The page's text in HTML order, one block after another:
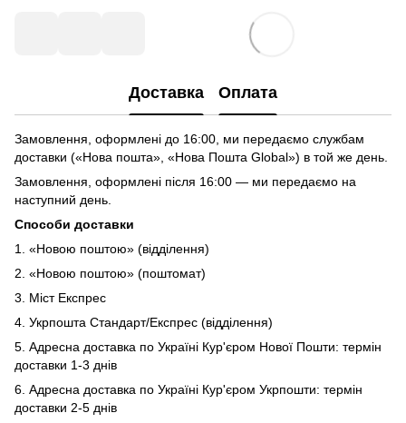
Доставка Оплата
Замовлення, оформлені до 16:00, ми передаємо службам
доставки («Нова пошта», «Нова Пошта Global») в той же день.
Замовлення, оформлені після 16:00 — ми передаємо на
наступний день.
Способи доставки
1. «Новою поштою» (відділення)
2. «Новою поштою» (поштомат)
3. Міст Експрес
4. Укрпошта Стандарт/Експрес (відділення)
5. Адресна доставка по Україні Кур'єром Нової Пошти: термін
доставки 1-3 днів
6. Адресна доставка по Україні Кур'єром Укрпошти: термін
доставки 2-5 днів